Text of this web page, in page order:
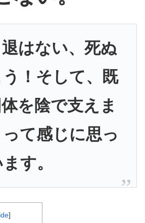
はない、死ぬ
う！そして、既
を陰で支えま
て感じに思っ
す。
]